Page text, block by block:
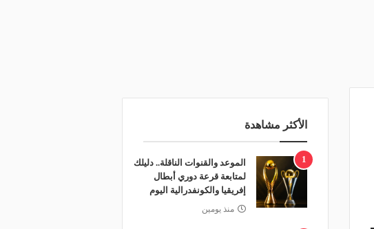
الأكثر مشاهدة
1
الموعد والقنوات الناقلة.. دليلك
لمتابعة قرعة دوري أبطال
إفريقيا والكونفدرالية اليوم
منذ يومين